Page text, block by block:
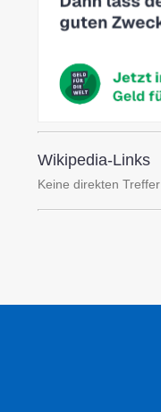
Wikipedia-Links
Keine direkten Treffer